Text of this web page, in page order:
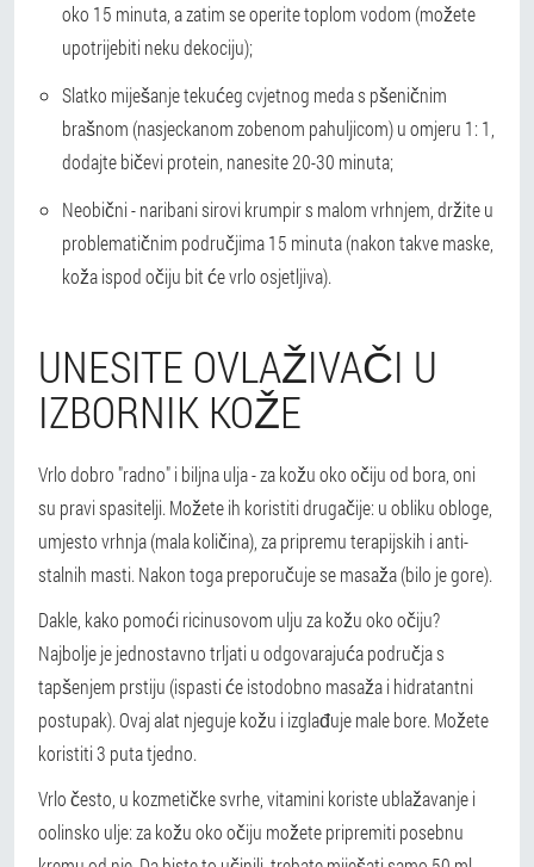
oko 15 minuta, a zatim se operite toplom vodom (možete
upotrijebiti neku dekociju);
Slatko miješanje tekućeg cvjetnog meda s pšeničnim
brašnom (nasjeckanom zobenom pahuljicom) u omjeru 1: 1,
dodajte bičevi protein, nanesite 20-30 minuta;
Neobični - naribani sirovi krumpir s malom vrhnjem, držite u
problematičnim područjima 15 minuta (nakon takve maske,
koža ispod očiju bit će vrlo osjetljiva).
UNESITE OVLAŽIVAČI U
IZBORNIK KOŽE
Vrlo dobro "radno" i biljna ulja - za kožu oko očiju od bora, oni
su pravi spasitelji. Možete ih koristiti drugačije: u obliku obloge,
umjesto vrhnja (mala količina), za pripremu terapijskih i anti-
stalnih masti. Nakon toga preporučuje se masaža (bilo je gore).
Dakle, kako pomoći ricinusovom ulju za kožu oko očiju?
Najbolje je jednostavno trljati u odgovarajuća područja s
tapšenjem prstiju (ispasti će istodobno masaža i hidratantni
postupak). Ovaj alat njeguje kožu i izglađuje male bore. Možete
koristiti 3 puta tjedno.
Vrlo često, u kozmetičke svrhe, vitamini koriste ublažavanje i
oolinsko ulje: za kožu oko očiju možete pripremiti posebnu